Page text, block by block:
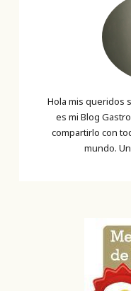
Hola mis queridos
es mi Blog
compartirlo con
mundo.